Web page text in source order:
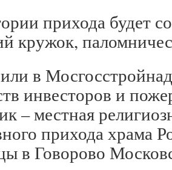
прихода будет
кружок,
в
инвесторов и
– местная
прихода храма
в Говорово